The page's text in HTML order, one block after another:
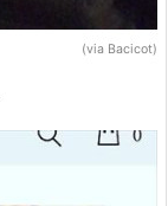
(via Bacicot)